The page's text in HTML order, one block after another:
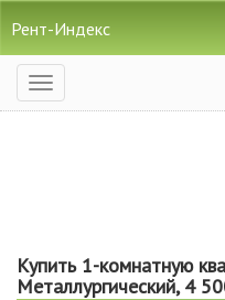
Рент-Индекс
Открыть
навигацию
Купить 1-комнатную
Металлургический, 4